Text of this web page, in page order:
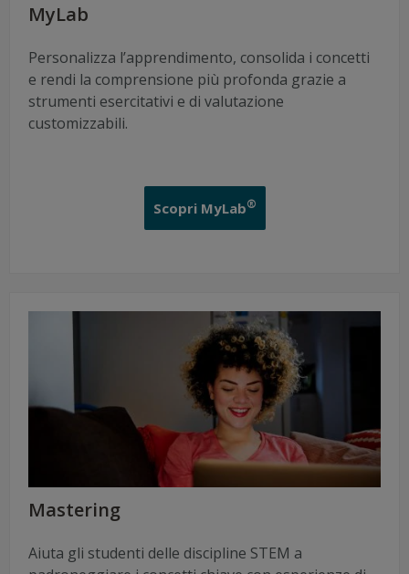
MyLab
Personalizza l’apprendimento, consolida i concetti
e rendi la comprensione più profonda grazie a
strumenti esercitativi e di valutazione
customizzabili.
Scopri MyLab®
Mastering
Aiuta gli studenti delle discipline STEM a